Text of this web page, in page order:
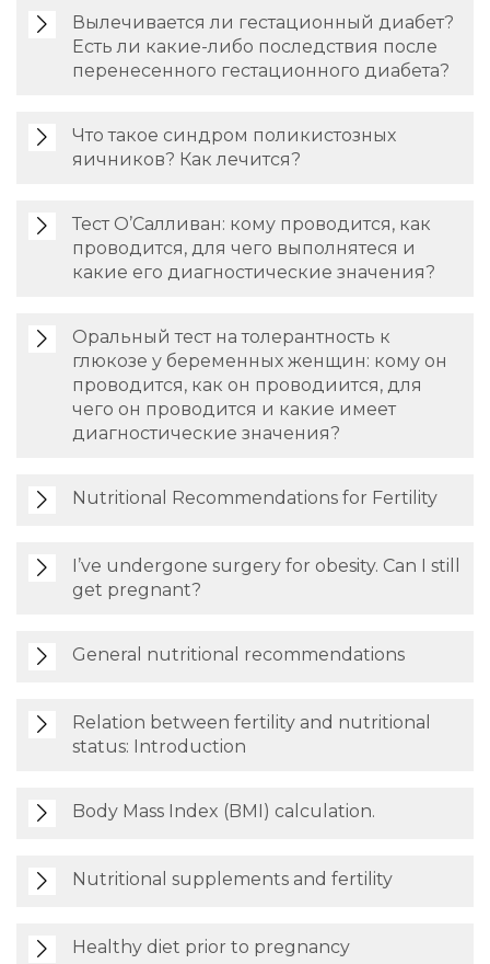
Вылечивается ли гестационный диабет?
Есть ли какие-либо последствия после
перенесенного гестационного диабета?
Что такое синдром поликистозных
яичников? Как лечится?
Тест О’Салливан: кому проводится, как
проводится, для чего выполнятеся и
какие его диагностические значения?
Оральный тест на толерантность к
глюкозе у беременных женщин: кому он
проводится, как он проводиится, для
чего он проводится и какие имеет
диагностические значения?
Nutritional Recommendations for Fertility
I’ve undergone surgery for obesity. Can I still
get pregnant?
General nutritional recommendations
Relation between fertility and nutritional
status: Introduction
Body Mass Index (BMI) calculation.
Nutritional supplements and fertility
Healthy diet prior to pregnancy